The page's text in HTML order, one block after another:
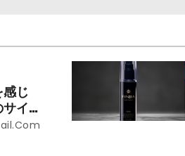
じ
イ